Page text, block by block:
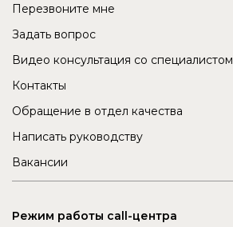
Перезвоните мне
Задать вопрос
Видео консультация со специалистом
Контакты
Обращение в отдел качества
Написать руководству
Вакансии
Режим работы call-центра